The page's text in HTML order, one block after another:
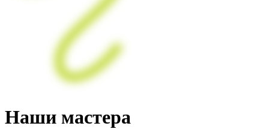
Наши мастера